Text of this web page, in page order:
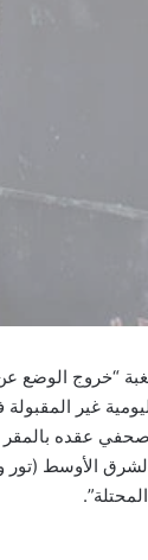
“خروج الوضع
غير
عقده
الأوسط (تور